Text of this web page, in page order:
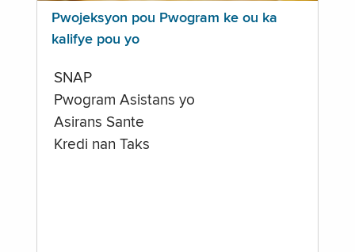
Pwojeksyon pou Pwogram ke ou ka
kalifye pou yo
SNAP
Pwogram Asistans yo
Asirans Sante
Kredi nan Taks